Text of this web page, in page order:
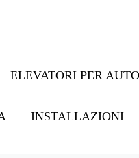
ELEVATORI PER AUTO
INSTALLAZIONI